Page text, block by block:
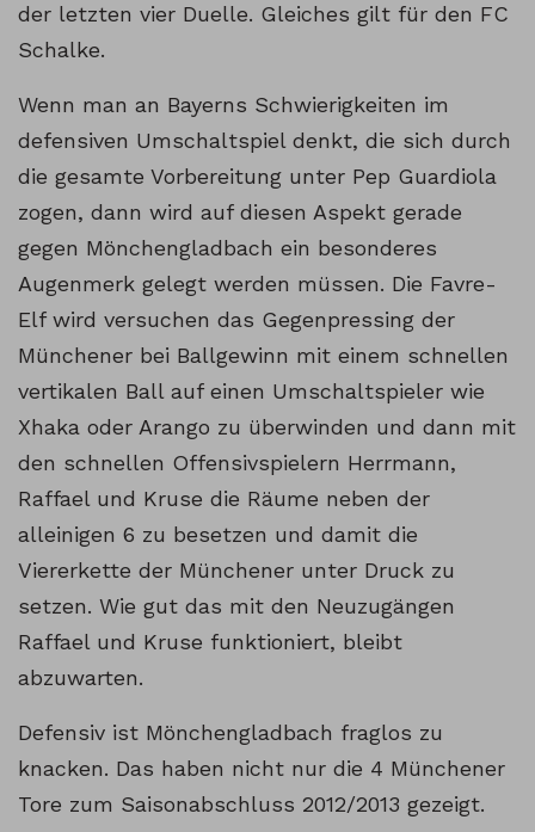
der letzten vier Duelle. Gleiches gilt für den FC
Schalke.
Wenn man an Bayerns Schwierigkeiten im
defensiven Umschaltspiel denkt, die sich durch
die gesamte Vorbereitung unter Pep Guardiola
zogen, dann wird auf diesen Aspekt gerade
gegen Mönchengladbach ein besonderes
Augenmerk gelegt werden müssen. Die Favre-
Elf wird versuchen das Gegenpressing der
Münchener bei Ballgewinn mit einem schnellen
vertikalen Ball auf einen Umschaltspieler wie
Xhaka oder Arango zu überwinden und dann mit
den schnellen Offensivspielern Herrmann,
Raffael und Kruse die Räume neben der
alleinigen 6 zu besetzen und damit die
Viererkette der Münchener unter Druck zu
setzen. Wie gut das mit den Neuzugängen
Raffael und Kruse funktioniert, bleibt
abzuwarten.
Defensiv ist Mönchengladbach fraglos zu
knacken. Das haben nicht nur die 4 Münchener
Tore zum Saisonabschluss 2012/2013 gezeigt.